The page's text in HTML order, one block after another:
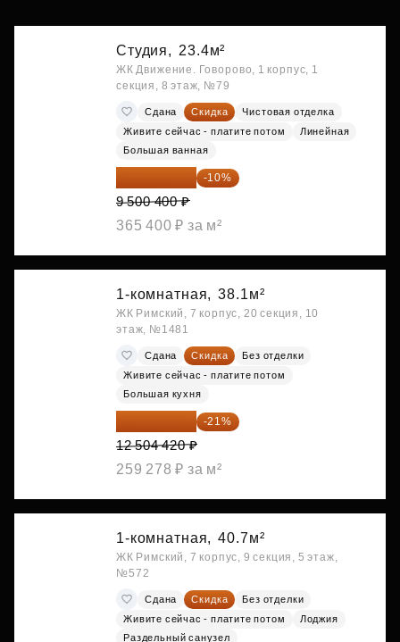
Студия, 23.4м²
ЖК Движение. Говорово, 1 корпус, 1
секция, 8 этаж, №79
Сдана Скидка
Чистовая отделка
Живите сейчас - платите потом
Линейная
Большая ванная
-10%
9 500 400 ₽
365 400 ₽ за м²
1-комнатная, 38.1м²
ЖК Римский, 7 корпус, 20 секция, 10
этаж, №1481
Сдана Скидка
Без отделки
Живите сейчас - платите потом
Большая кухня
-21%
12 504 420 ₽
259 278 ₽ за м²
1-комнатная, 40.7м²
ЖК Римский, 7 корпус, 9 секция, 5 этаж,
№572
Сдана Скидка
Без отделки
Живите сейчас - платите потом
Лоджия
Раздельный санузел